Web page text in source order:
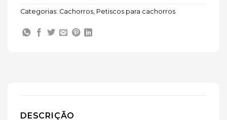
Categorias: Cachorros Petiscos para cachorros
DESCRIÇÃO